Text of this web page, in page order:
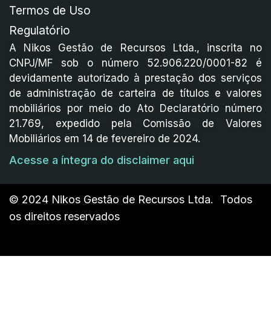
Termos de Uso
Regulatório
A Nikos Gestão de Recursos Ltda., inscrita no
CNPJ/MF sob o número 52.906.220/0001-82 é
devidamente autorizado à prestação dos serviços
de administração de carteira de títulos e valores
mobiliários por meio do Ato Declaratório número
21.769, expedido pela Comissão de Valores
Mobiliários em 14 de fevereiro de 2024.
Acesse a íntegra do disclaimer aqui
© 2024 Nikos Gestão de Recursos Ltda. Todos
os direitos reservados